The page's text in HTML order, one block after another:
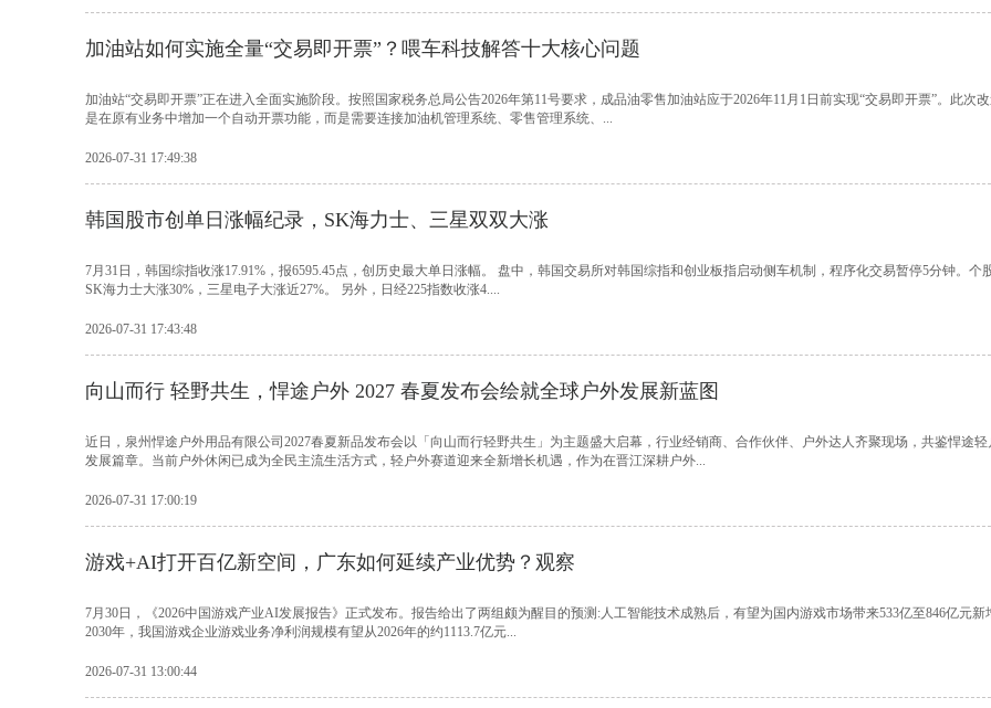
加油站如何实施全量“交易即开票”？喂车科技解答十大核心问题
加油站“交易即开票”正在进入全面实施阶段。按照国家税务总局公告2026年第11号要求，成品油零售加油站应于2026年11月1日前实现“交易即开票”。此次
是在原有业务中增加一个自动开票功能，而是需要连接加油机管理系统、零售管理系统、...
2026-07-31 17:49:38
韩国股市创单日涨幅纪录，SK海力士、三星双双大涨
7月31日，韩国综指收涨17.91%，报6595.45点，创历史最大单日涨幅。 盘中，韩国交易所对韩国综指和创业板指启动侧车机制，程序化交易暂停5分钟。个
SK海力士大涨30%，三星电子大涨近27%。 另外，日经225指数收涨4....
2026-07-31 17:43:48
向山而行 轻野共生，悍途户外 2027 春夏发布会绘就全球户外发展新蓝图
近日，泉州悍途户外用品有限公司2027春夏新品发布会以「向山而行轻野共生」为主题盛大启幕，行业经销商、合作伙伴、户外达人齐聚现场，共鉴悍途
发展篇章。当前户外休闲已成为全民主流生活方式，轻户外赛道迎来全新增长机遇，作为在晋江深耕户外...
2026-07-31 17:00:19
游戏+AI打开百亿新空间，广东如何延续产业优势？观察
7月30日，《2026中国游戏产业AI发展报告》正式发布。报告给出了两组颇为醒目的预测:人工智能技术成熟后，有望为国内游戏市场带来533亿至846亿元新
2030年，我国游戏企业游戏业务净利润规模有望从2026年的约1113.7亿元...
2026-07-31 13:00:44